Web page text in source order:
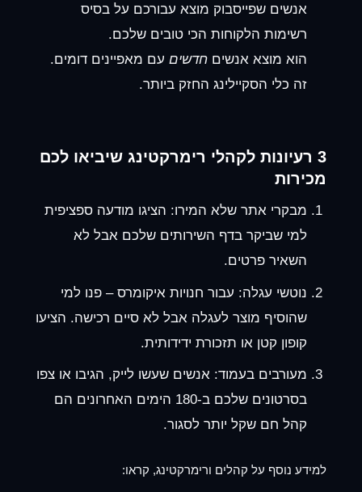
אנשים שפייסבוק מוצא עבורכם על בסיס
רשימות הלקוחות הכי טובים שלכם.
הוא מוצא אנשים חדשיםעם מאפיינים דומים.
זה כלי הסקיילינג החזק ביותר.
3 רעיונות לקהלי רימרקטינג שיביאו לכם
מכירות
מבקרי אתר שלא המירו: הציגו מודעה ספציפית
למי שביקר בדף השירותים שלכם אבל לא
השאיר פרטים.
נוטשי עגלה: עבור חנויות איקומרס – פנו למי
שהוסיף מוצר לעגלה אבל לא סיים רכישה. הציעו
קופון קטן או תזכורת ידידותית.
מעורבים בעמוד: אנשים שעשו לייק, הגיבו או צפו
בסרטונים שלכם ב-180 הימים האחרונים הם
קהל חם שקל יותר לסגור.
למידע נוסף על קהלים ורימרקטינג, קראו: